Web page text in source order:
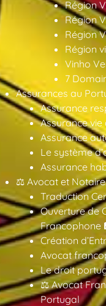
Région
Région
Région
Région
Vinho
7
Assurances au
Assurance
Assurance
Assurance
Le système
Assurance
⚖️ Avocat et
Traduction
Ouverture de
Francophone
Création
Avocat
Le droit
⚖️ Avocat
Portugal